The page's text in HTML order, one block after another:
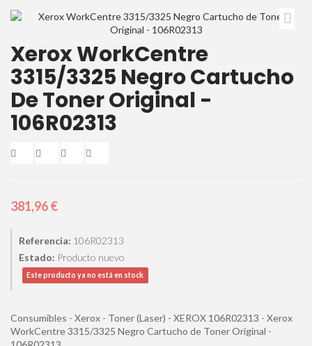
Xerox WorkCentre
3315/3325 Negro Cartucho
De Toner Original -
106R02313
381,96 €
Referencia: 106R02313
Estado: Producto nuevo
Este producto ya no está en stock
Consumibles - Xerox - Toner (Laser) - XEROX 106R02313 - Xerox
WorkCentre 3315/3325 Negro Cartucho de Toner Original -